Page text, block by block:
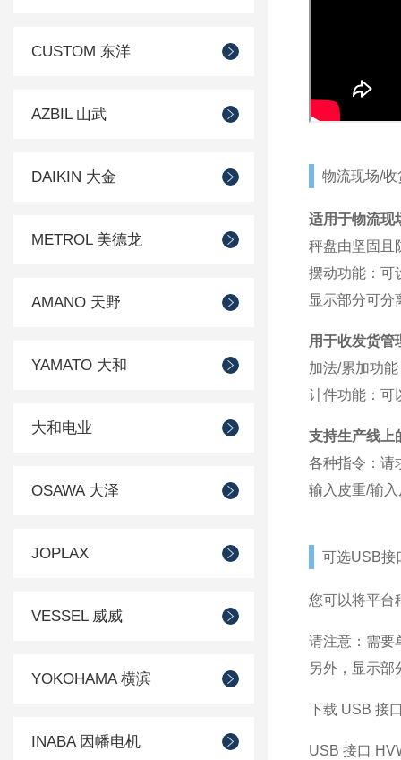
CUSTOM 东洋
AZBIL 山武
DAIKIN 大金
METROL 美德龙
AMANO 天野
YAMATO 大和
大和电业
OSAWA 大泽
JOPLAX
VESSEL 威威
YOKOHAMA 横滨
INABA 因幡电机
物流现场/
适用于物流现
秤盘由坚固且
摆动功能：可
显示部分可分
用于收发货管
加法/累加功
计件功能：可
支持生产线上
各种指令：请
输入皮重/输
可选USB接
您可以将平台
请注意：需要
另外，显示部
下载 USB 接
USB 接口